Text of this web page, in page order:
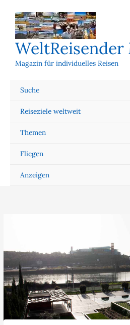
Inhalt
springen
WeltReisender
Magazin für individuelles Reisen
Suche
Reiseziele weltweit
Themen
Fliegen
Anzeigen